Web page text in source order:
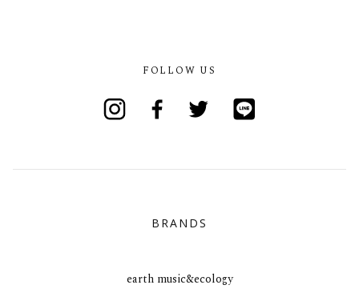
FOLLOW US
BRANDS
earth music&ecology